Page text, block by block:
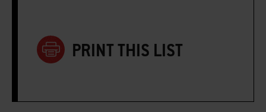
PRINT THIS LIST